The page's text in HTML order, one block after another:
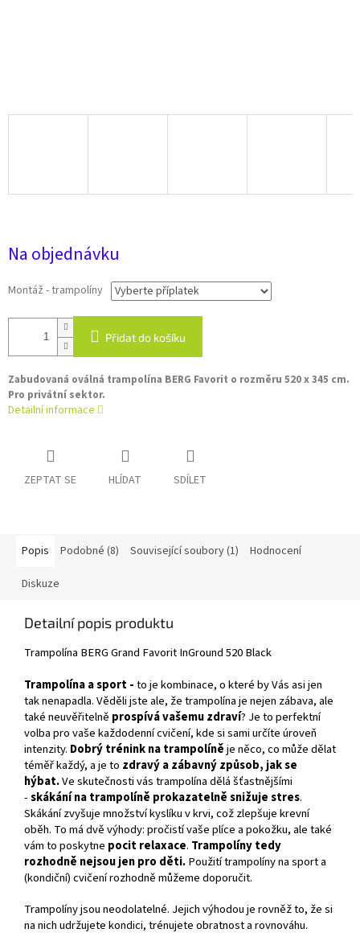
Na objednávku
Montáž - trampolíny
Přidat do košíku
Zabudovaná oválná trampolína BERG Favorit o rozměru 520 x 345 cm.
Pro privátní sektor.
Detailní informace
ZEPTAT SE HLÍDAT SDÍLET
Popis Podobné (8) Související soubory (1) Hodnocení
Diskuze
Detailní popis produktu
Trampolína BERG Grand Favorit InGround 520 Black
Trampolína a sport -to je kombinace, o které by Vás asi jen
tak nenapadla. Věděli jste ale, že trampolína je nejen zábava, ale
také neuvěřitelně prospívá vašemu zdraví? Je to perfektní
volba pro vaše každodenní cvičení, kde si sami určíte úroveň
intenzity. Dobrý trénink na trampolíněje něco, co může dělat
téměř každý, a je to zdravý a zábavný způsob, jak se
hýbat.Ve skutečnosti vás trampolína dělá šťastnějšími
-skákání na trampolíně prokazatelně snižuje stres.
Skákání zvyšuje množství kyslíku v krvi, což zlepšuje krevní
oběh. To má dvě výhody: pročistí vaše plíce a pokožku, ale také
vám to poskytne pocit relaxace. Trampolíny tedy
rozhodně nejsou jen pro děti.Použití trampolíny na sport a
(kondiční) cvičení rozhodně můžeme doporučit.
Trampolíny jsou neodolatelné. Jejich výhodou je rovněž to, že si
na nich udržujete kondici, trénujete obratnost a rovnováhu.